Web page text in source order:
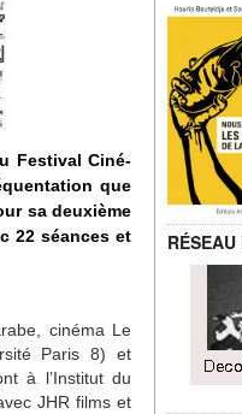
Festival Ciné-
que
sa deuxième
22 séances et
cinéma Le
Paris 8) et
à l’Institut du
JHR films et